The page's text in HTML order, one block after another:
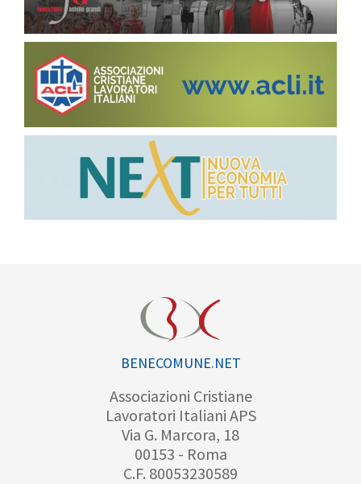
BENECOMUNE.NET
Associazioni Cristiane
Lavoratori Italiani APS
Via G. Marcora, 18
00153 - Roma
C.F. 80053230589